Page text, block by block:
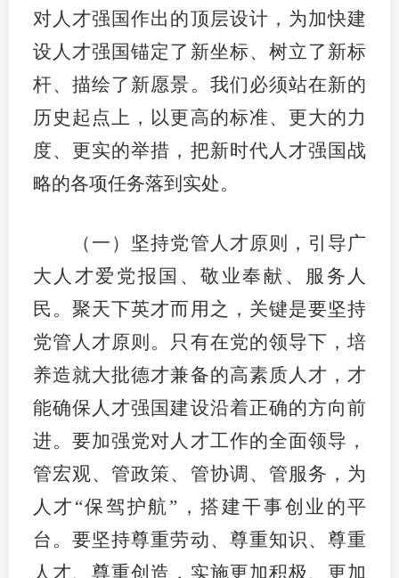
对人才强国作出的顶层设计，为加快建
设人才强国锚定了新坐标、树立了新标
杆、描绘了新愿景。我们必须站在新的
历史起点上，以更高的标准、更大的力
度、更实的举措，把新时代人才强国战
略的各项任务落到实处。
（一）坚持党管人才原则，引导广
大人才爱党报国、敬业奉献、服务人
民。聚天下英才而用之，关键是要坚持
党管人才原则。只有在党的领导下，培
养造就大批德才兼备的高素质人才，才
能确保人才强国建设沿着正确的方向前
进。要加强党对人才工作的全面领导，
管宏观、管政策、管协调、管服务，为
人才“保驾护航”，搭建干事创业的平
台。要坚持尊重劳动、尊重知识、尊重
人才、尊重创造，实施更加积极、更加